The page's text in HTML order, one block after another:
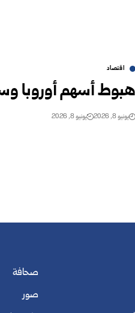
اقتصاد
هبوط أسهم أوروبا
يونيو 8, 2026 يونيو 8, 2026
صحافة
صور